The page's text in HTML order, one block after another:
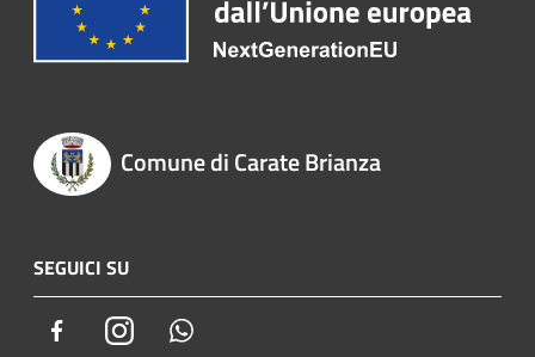
Comune di Carate Brianza
SEGUICI SU
FacebookInstagram